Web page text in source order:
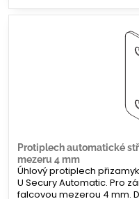
Protiplech automatické
mezeru 4 mm
Úhlový protiplech
U Secury Automatic. Pro
falcovou mezerou 4 mm.